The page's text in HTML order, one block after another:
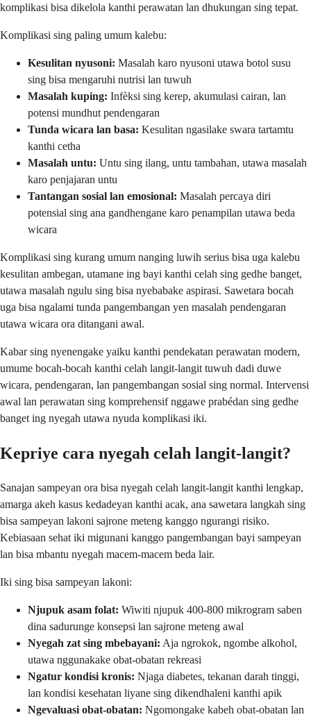
komplikasi bisa dikelola kanthi perawatan lan dhukungan sing tepat.
Komplikasi sing paling umum kalebu:
Kesulitan nyusoni: Masalah karo nyusoni utawa botol susu
sing bisa mengaruhi nutrisi lan tuwuh
Masalah kuping: Infèksi sing kerep, akumulasi cairan, lan
potensi mundhut pendengaran
Tunda wicara lan basa: Kesulitan ngasilake swara tartamtu
kanthi cetha
Masalah untu: Untu sing ilang, untu tambahan, utawa masalah
karo penjajaran untu
Tantangan sosial lan emosional: Masalah percaya diri
potensial sing ana gandhengane karo penampilan utawa beda
wicara
Komplikasi sing kurang umum nanging luwih serius bisa uga kalebu
kesulitan ambegan, utamane ing bayi kanthi celah sing gedhe banget,
utawa masalah ngulu sing bisa nyebabake aspirasi. Sawetara bocah
uga bisa ngalami tunda pangembangan yen masalah pendengaran
utawa wicara ora ditangani awal.
Kabar sing nyenengake yaiku kanthi pendekatan perawatan modern,
umume bocah-bocah kanthi celah langit-langit tuwuh dadi duwe
wicara, pendengaran, lan pangembangan sosial sing normal. Intervensi
awal lan perawatan sing komprehensif nggawe prabédan sing gedhe
banget ing nyegah utawa nyuda komplikasi iki.
Kepriye cara nyegah celah langit-langit?
Sanajan sampeyan ora bisa nyegah celah langit-langit kanthi lengkap,
amarga akeh kasus kedadeyan kanthi acak, ana sawetara langkah sing
bisa sampeyan lakoni sajrone meteng kanggo ngurangi risiko.
Kebiasaan sehat iki migunani kanggo pangembangan bayi sampeyan
lan bisa mbantu nyegah macem-macem beda lair.
Iki sing bisa sampeyan lakoni:
Njupuk asam folat: Wiwiti njupuk 400-800 mikrogram saben
dina sadurunge konsepsi lan sajrone meteng awal
Nyegah zat sing mbebayani: Aja ngrokok, ngombe alkohol,
utawa nggunakake obat-obatan rekreasi
Ngatur kondisi kronis: Njaga diabetes, tekanan darah tinggi,
lan kondisi kesehatan liyane sing dikendhaleni kanthi apik
Ngevaluasi obat-obatan: Ngomongake kabeh obat-obatan lan